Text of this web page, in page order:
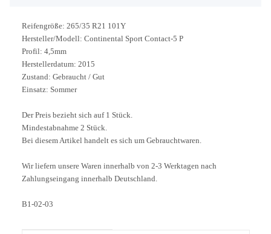
Reifengröße: 265/35 R21 101Y
Hersteller/Modell: Continental Sport Contact-5 P
Profil: 4,5mm
Herstellerdatum: 2015
Zustand: Gebraucht / Gut
Einsatz: Sommer
Der Preis bezieht sich auf 1 Stück.
Mindestabnahme 2 Stück.
Bei diesem Artikel handelt es sich um Gebrauchtwaren.
Wir liefern unsere Waren innerhalb von 2-3 Werktagen nach
Zahlungseingang innerhalb Deutschland.
B1-02-03